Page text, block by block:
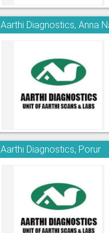
Aarthi Diagnostics, Anna
Aarthi Diagnostics, Porur